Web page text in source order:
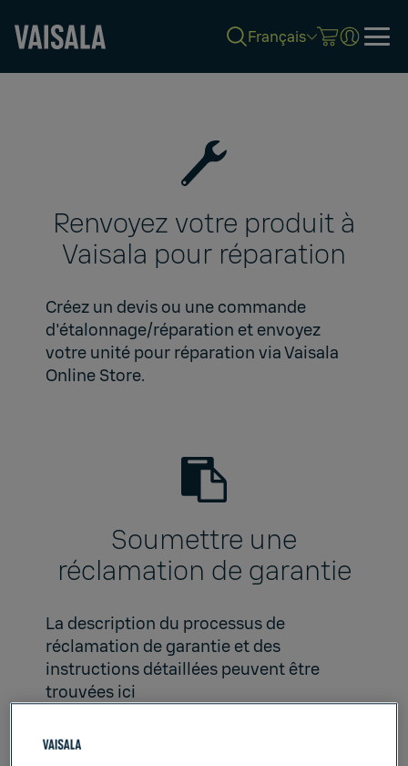
Français
Renvoyez votre produit à
Vaisala pour réparation
Créez un devis ou une commande
d'étalonnage/réparation et envoyez
votre unité pour réparation viaVaisala
Online Store.
Soumettre une
réclamation de garantie
La description du processus de
réclamation de garantie et des
instructions détaillées peuvent être
trouvées ici
Pour faire une réclamation au titre de la